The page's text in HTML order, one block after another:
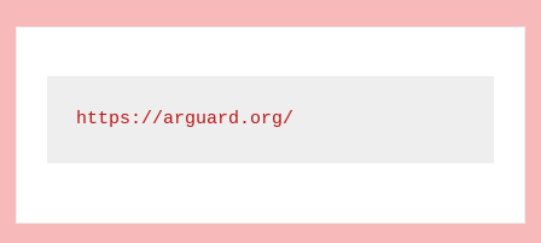
https://arguard.org/